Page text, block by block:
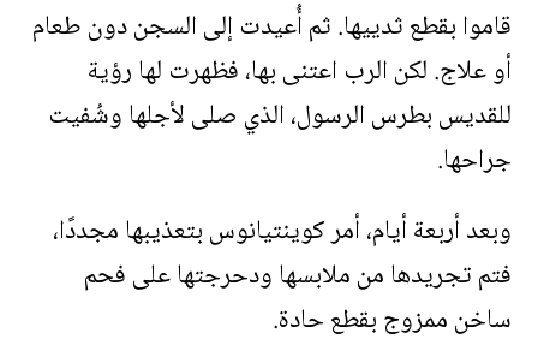
قاموا بقطع ثدييها. ثم أُعيدت إلى السجن دون طعام
أو علاج. لكن الرب اعتنى بها، فظهرت لها رؤية
للقديس بطرس الرسول، الذي صلى لأجلها وشُفيت
جراحها.
وبعد أربعة أيام، أمر كوينتيانوس بتعذيبها مجددًا،
فتم تجريدها من ملابسها ودحرجتها على فحم
ساخن ممزوج بقطع حادة.